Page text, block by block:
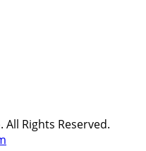
Rights Reserved.